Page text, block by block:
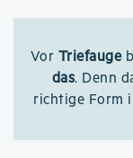
Vor Triefauge
das. Denn
richtige Form